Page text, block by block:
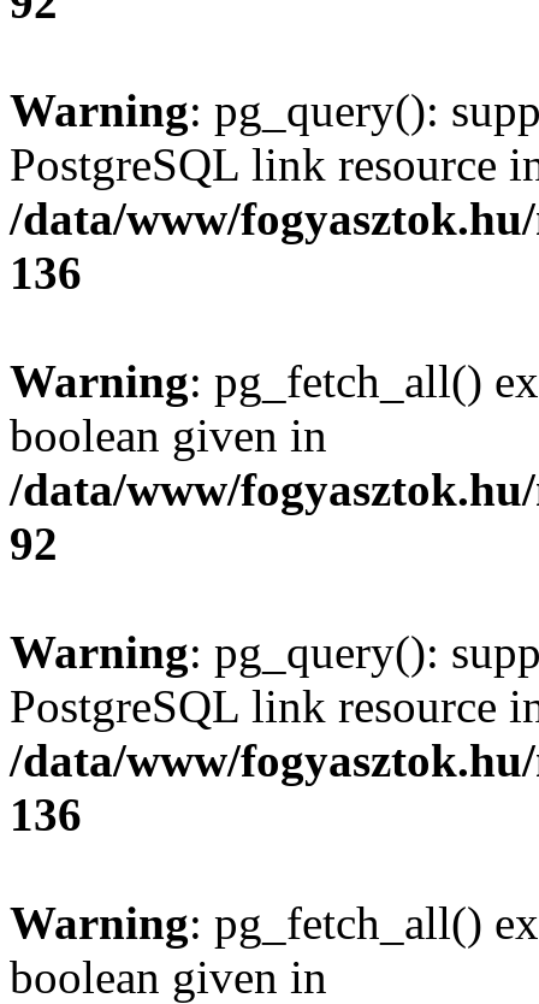
Warning: pg_query():
PostgreSQL link resource
/data/www/
136
Warning: pg_fetch_all()
boolean given in
/data/www/
92
Warning: pg_query():
PostgreSQL link resource
/data/www/
136
Warning: pg_fetch_all()
boolean given in